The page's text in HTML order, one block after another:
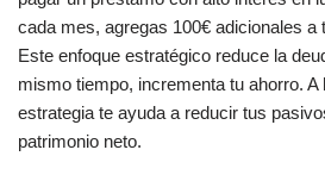
cada mes, agregas 100€ adicionales a
Este enfoque estratégico reduce la
mismo tiempo, incrementa tu ahorro. A
estrategia te ayuda a reducir tus
patrimonio neto.